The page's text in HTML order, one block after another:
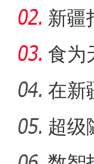
字“活
新疆
食为
味担
在新
超级